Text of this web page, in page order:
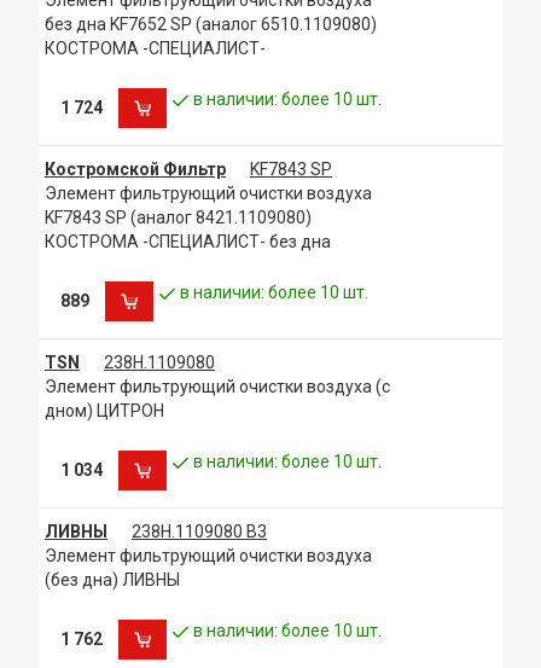
без дна KF7652 SP (аналог 6510.1109080)
КОСТРОМА -СПЕЦИАЛИСТ-
1 724 в наличии: более 10 шт.
Костромской Фильтр
KF7843 SP
Элемент фильтрующий очистки воздуха
KF7843 SP (аналог 8421.1109080)
КОСТРОМА -СПЕЦИАЛИСТ- без дна
889 в наличии: более 10 шт.
TSN
238Н.1109080
Элемент фильтрующий очистки воздуха (с
дном) ЦИТРОН
1 034 в наличии: более 10 шт.
ЛИВНЫ
238Н.1109080 В3
Элемент фильтрующий очистки воздуха
(без дна) ЛИВНЫ
1 762 в наличии: более 10 шт.